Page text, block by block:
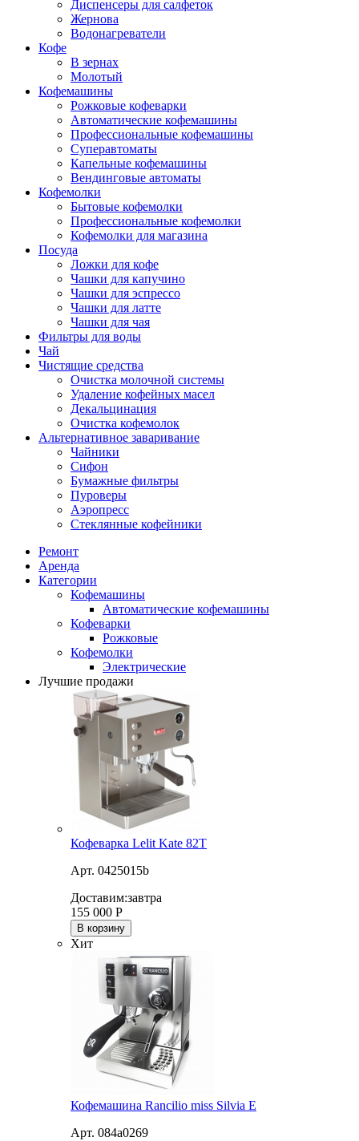
Диспенсеры для салфеток
Жернова
Водонагреватели
Кофе
В зернах
Молотый
Кофемашины
Рожковые кофеварки
Автоматические кофемашины
Профессиональные кофемашины
Суперавтоматы
Капельные кофемашины
Вендинговые автоматы
Кофемолки
Бытовые кофемолки
Профессиональные кофемолки
Кофемолки для магазина
Посуда
Ложки для кофе
Чашки для капучино
Чашки для эспрессо
Чашки для латте
Чашки для чая
Фильтры для воды
Чай
Чистящие средства
Очистка молочной системы
Удаление кофейных масел
Декальцинация
Очистка кофемолок
Альтернативное заваривание
Чайники
Сифон
Бумажные фильтры
Пуроверы
Аэропресс
Стеклянные кофейники
Ремонт
Аренда
Категории
Кофемашины
Автоматические кофемашины
Кофеварки
Рожковые
Кофемолки
Электрические
Лучшие продажи
Кофеварка Lelit Kate 82T
Арт. 0425015b
Доставим:завтра
155 000 Р
В корзину
Хит
Кофемашина Rancilio miss Silvia E
Арт. 084a0269